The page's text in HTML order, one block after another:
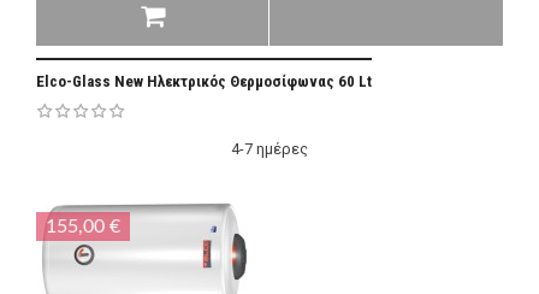
Elco-Glass New Ηλεκτρικός Θερμοσίφωνας 60 Lt
4-7 ημέρες
155,00 €